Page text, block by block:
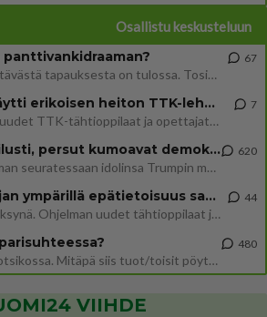
Osallistu keskusteluun
Uusi draamasarja järkyttävästä tapauksesta on tulossa. Tositapahtumiin perustuva sarja ammentaa vuoden 1986 Mikkelin pan
67
Ernest Lawson täräytti erikoisen heiton TTK-lehdistötilaisuudessa: " Onko tässä tarkoituksena...?"
Ernest Lawson esitteli uudet TTK-tähtioppilaat ja opettajat torstaina 6.8. lehdistölle. Tulevalla kaudella on yksi hausk
7
Jos SDP ei voita reilusti, persut kumoavat demokratian Suomesta
Näin tekisi ainakin Rydman seuratessaan idolinsa Trumpin mallia https://www.is.fi/politiikka/art-2000012187244.html
620
Uuden TTK-juontajan ympärillä epätietoisuus sakenee - Nyt MTV hämmentää soppaa
TTK tulee taas tänä syksynä. Ohjelman uudet tähtioppilaat julkistetaan torstaina 6. elokuuta klo 14 alkavassa lehdistö
44
Siinäpä se kysymys on otsikossa. Mitäpä siis tuot/toisit pöytään parisuhteessa? Oletko mies vai nainen? Koetko sen mitä
480
VIIHDE